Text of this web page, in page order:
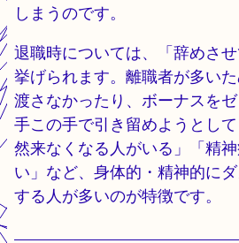
しまうのです。
退職時については、「辞めさ
挙げられます。離職者が多い
渡さなかったり、ボーナスを
手この手で引き留めようとし
然来なくなる人がいる」「精
い」など、身体的・精神的に
する人が多いのが特徴です。